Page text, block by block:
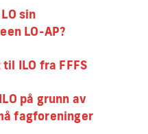
sin
LO-AP?
ILO fra FFFS
på grunn av
fagforeninger